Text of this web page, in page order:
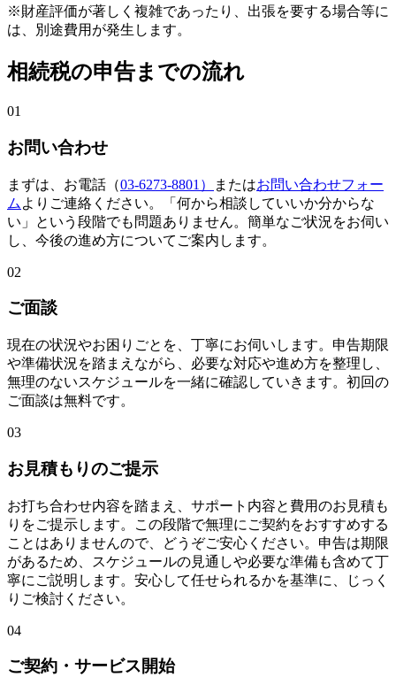
※財産評価が著しく複雑であったり、出張を要する場合等に
は、別途費用が発生します。
相続税の申告までの流れ
01
お問い合わせ
まずは、お電話（03-6273-8801） またはお問い合わせフォー
ム よりご連絡ください。「何から相談していいか分からな
い」という段階でも問題ありません。簡単なご状況をお伺い
し、今後の進め方についてご案内します。
02
ご面談
現在の状況やお困りごとを、丁寧にお伺いします。申告期限
や準備状況を踏まえながら、必要な対応や進め方を整理し、
無理のないスケジュールを一緒に確認していきます。初回の
ご面談は無料です。
03
お見積もりのご提示
お打ち合わせ内容を踏まえ、サポート内容と費用のお見積も
りをご提示します。この段階で無理にご契約をおすすめする
ことはありませんので、どうぞご安心ください。申告は期限
があるため、スケジュールの見通しや必要な準備も含めて丁
寧にご説明します。安心して任せられるかを基準に、じっく
りご検討ください。
04
ご契約・サービス開始